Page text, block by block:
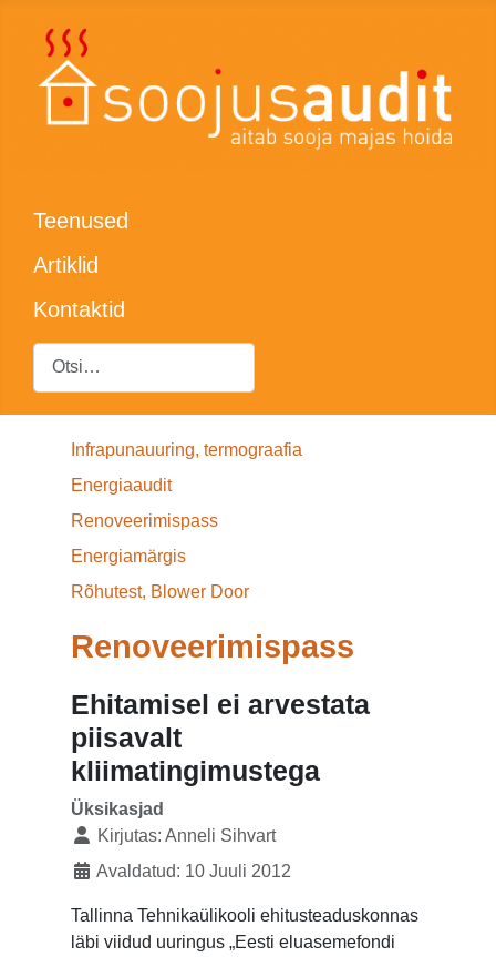
Teenused
Artiklid
Kontaktid
Otsing
Infrapunauuring, termograafia
Energiaaudit
Renoveerimispass
Energiamärgis
Rõhutest, Blower Door
Renoveerimispass
Ehitamisel ei arvestata
piisavalt
kliimatingimustega
Üksikasjad
Kirjutas: Anneli Sihvart
Avaldatud: 10 Juuli 2012
Tallinna Tehnikaülikooli ehitusteaduskonnas
läbi viidud uuringus „Eesti eluasemefondi